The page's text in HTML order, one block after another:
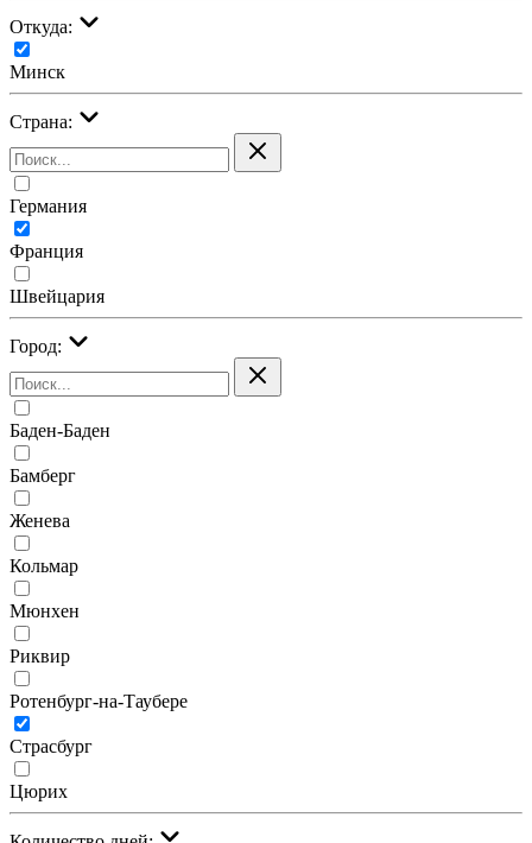
Откуда:
Минск
Страна:
Германия
Франция
Швейцария
Город:
Баден-Баден
Бамберг
Женева
Кольмар
Мюнхен
Риквир
Ротенбург-на-Таубере
Страсбург
Цюрих